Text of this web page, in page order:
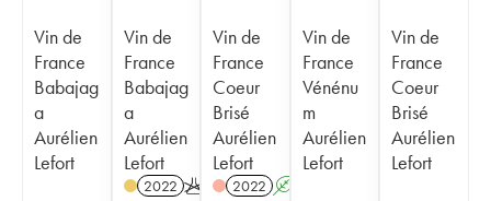
Vin de
France
Babajag
a
Aurélien
Lefort
Vin de
France
Babajag
a
Aurélien
Lefort
2022 K
Vin de
France
Coeur
Brisé
Aurélien
Lefort
2022 A
Vin de
France
Vénénu
m
Aurélien
Lefort
Vin de
France
Coeur
Brisé
Aurélien
Lefort